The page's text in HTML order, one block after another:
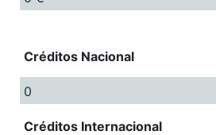
Créditos Nacional
0
Créditos Internacional